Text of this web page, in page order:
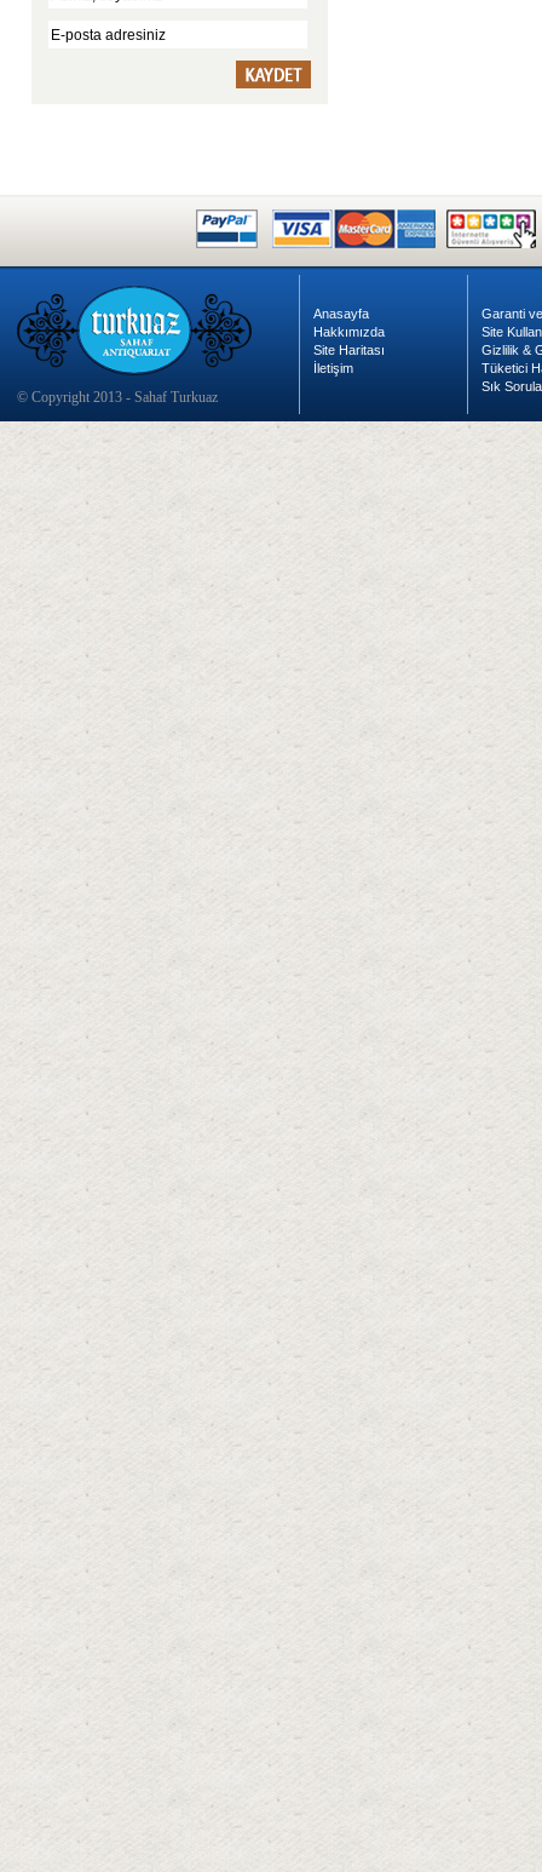
© Copyright 2013 - Sahaf Turkuaz
Anasayfa
Hakkımızda
Site Haritası
İletişim
Garanti
Site
Gizlilik &
Tüketici
Sık